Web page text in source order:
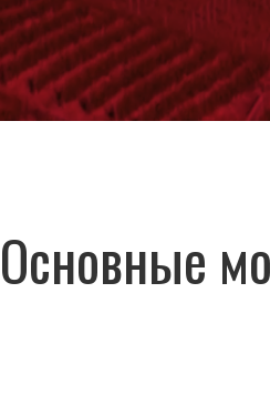
Основные